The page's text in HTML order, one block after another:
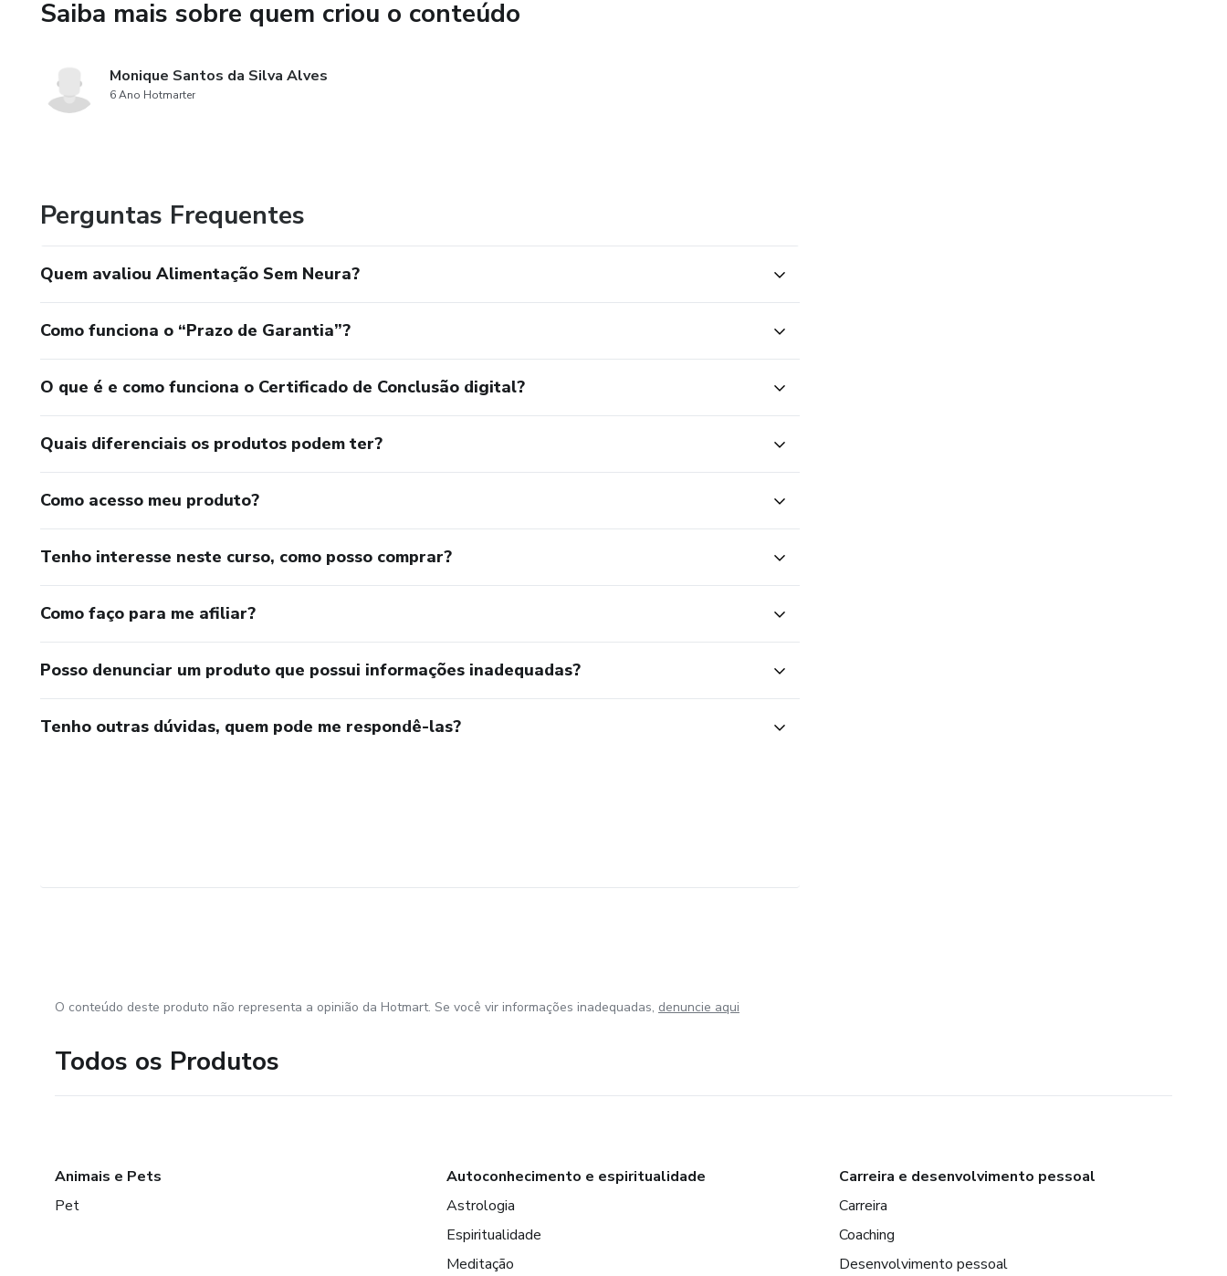
Módulo 5 - A prática
Módulo 6 - BÔNUS
Saiba mais sobre quem criou o conteúdo
Monique Santos da Silva Alves
6 Ano Hotmarter
Perguntas Frequentes
Quem avaliou Alimentação Sem Neura?
Como funciona o “Prazo de Garantia”?
O que é e como funciona o Certificado de Conclusão digital?
Quais diferenciais os produtos podem ter?
Como acesso meu produto?
Tenho interesse neste curso, como posso comprar?
Como faço para me afiliar?
Posso denunciar um produto que possui informações inadequadas?
Tenho outras dúvidas, quem pode me respondê-las?
O conteúdo deste produto não representa a opinião da Hotmart. Se você vir informações inadequadas, denuncie aqui
Todos os Produtos
Animais e Pets
Pet
Autoconhecimento e espiritualidade
Astrologia
Espiritualidade
Meditação
Carreira e desenvolvimento pessoal
Carreira
Coaching
Desenvolvimento pessoal